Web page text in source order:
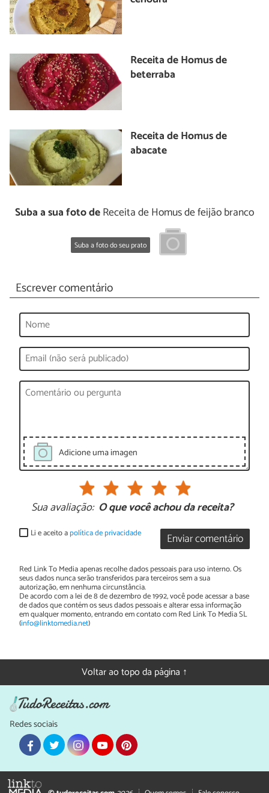
Receita de Homus de
beterraba
Receita de Homus de
abacate
Suba a sua foto deReceita de Homus de feijão branco
Suba a foto do seu prato
Escrever comentário
Adicione uma imagen
Sua avaliação: O que você achou da receita?
Enviar comentário
Li e aceito apolítica de privacidade
Red Link To Media apenas recolhe dados pessoais para uso interno. Os
seus dados nunca serão transferidos para terceiros sem a sua
autorização, em nenhuma circunstância.
De acordo com a lei de 8 de dezembro de 1992, você pode acessar a base
de dados que contém os seus dados pessoais e alterar essa informação
em qualquer momento, entrando em contato com Red Link To Media SL
(info@linktomedia.net)
Voltar ao topo da página ↑
Redes sociais